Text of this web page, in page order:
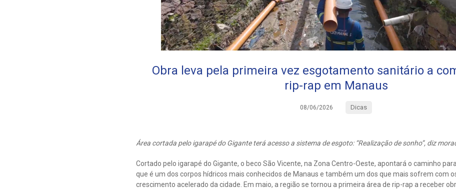
Obra leva pela primeira vez esgotamento sanitário a
rip-rap em Manaus
08/06/2026 Dicas
Área cortada pelo igarapé do Gigante terá acesso a sistema de esgoto: “Realização de sonho”, diz
Cortado pelo igarapé do Gigante, o beco São Vicente, na Zona Centro-Oeste, apontará o caminho
que é um dos corpos hídricos mais conhecidos de Manaus e também um dos que mais sofrem com
crescimento acelerado da cidade. Em maio, a região se tornou a primeira área de rip-rap a receber